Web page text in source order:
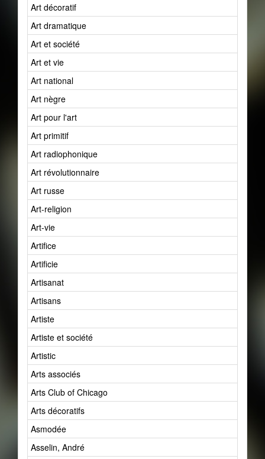
Art décoratif
Art dramatique
Art et société
Art et vie
Art national
Art nègre
Art pour l'art
Art primitif
Art radiophonique
Art révolutionnaire
Art russe
Art-religion
Art-vie
Artifice
Artificie
Artisanat
Artisans
Artiste
Artiste et société
Artistic
Arts associés
Arts Club of Chicago
Arts décoratifs
Asmodée
Asselin, André